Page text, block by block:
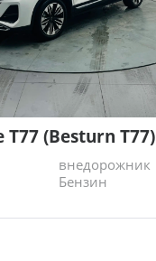
T77 (Besturn T77)
внедорожник
Бензин